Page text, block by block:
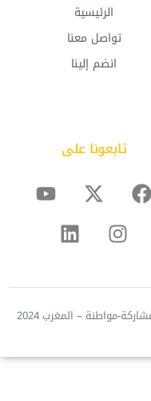
الرئيسية
تواصل معنا
انضم إلينا
تابعونا على
مواطنة – المغرب 2024